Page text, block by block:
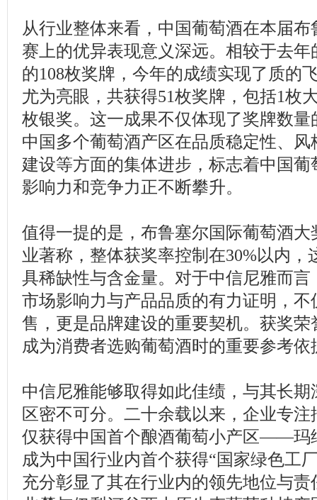
从行业整体来看，中国葡萄酒在本届
赛上的优异表现意义深远。相较于去年
的108枚奖牌，今年的成绩实现了质的
尤为亮眼，共获得51枚奖牌，包括1枚
枚银奖。这一成果不仅体现了奖牌数
中国多个葡萄酒产区在品质稳定性、
建设等方面的集体进步，标志着中国
影响力和竞争力正不断攀升。
值得一提的是，布鲁塞尔国际葡萄酒
业著称，整体获奖率控制在30%以内，
具稀缺性与含金量。对于中信尼雅而
市场影响力与产品品质的有力证明，
售，更是品牌建设的重要契机。获奖
成为消费者选购葡萄酒时的重要参考依
中信尼雅能够取得如此佳绩，与其长
区密不可分。二十余载以来，企业专
仅获得中国首个酿酒葡萄小产区——玛
成为中国行业内首个获得“国家绿色工
充分彰显了其在行业内的领先地位与